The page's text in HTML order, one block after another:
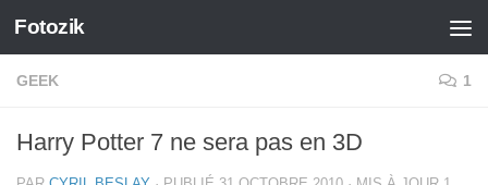
Skip to content
Fotozik
GEEK 1
Harry Potter 7 ne sera pas en 3D